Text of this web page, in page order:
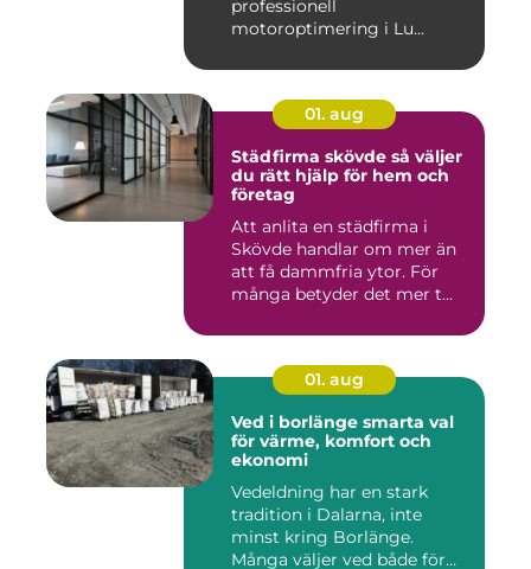
professionell
motoroptimering i Lu...
01. aug
Städfirma skövde så väljer
du rätt hjälp för hem och
företag
Att anlita en städfirma i
Skövde handlar om mer än
att få dammfria ytor. För
många betyder det mer t...
01. aug
Ved i borlänge smarta val
för värme, komfort och
ekonomi
Vedeldning har en stark
tradition i Dalarna, inte
minst kring Borlänge.
Många väljer ved både för